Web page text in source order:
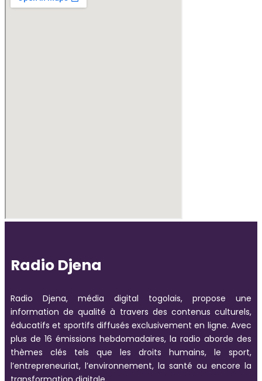
Radio Djena
Radio Djena, média digital togolais, propose une
information de qualité à travers des contenus culturels,
éducatifs et sportifs diffusés exclusivement en ligne. Avec
plus de 16 émissions hebdomadaires, la radio aborde des
thèmes clés tels que les droits humains, le sport,
l’entrepreneuriat, l’environnement, la santé ou encore la